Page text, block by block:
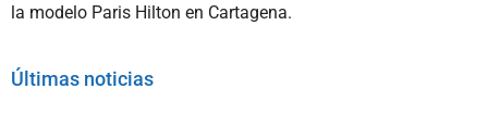
la modelo Paris Hilton en Cartagena.
Últimas noticias